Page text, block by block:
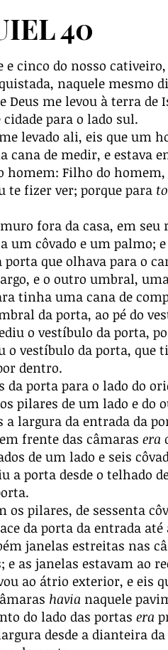
40
e cinco do nosso
naquele mesmo
Deus me levou à terra de
para o lado sul.
levado ali, eis que um
cana de medir, e estava
homem: Filho do
te fizer ver; porque para to
fora da casa, em seu
um côvado e um palmo;
porta que olhava para o
e o outro umbral,
tinha uma cana de
da porta, ao pé do
o vestíbulo da porta,
o vestíbulo da porta, que
dentro.
da porta para o lado do
pilares de um lado e do
a largura da entrada da
frente das câmaras era
de um lado e seis
a porta desde o telhado
os pilares, de sessenta
da porta da entrada
janelas estreitas nas
e as janelas estavam ao
ao átrio exterior, e eis
havia naquele
do lado das portas era
desde a dianteira